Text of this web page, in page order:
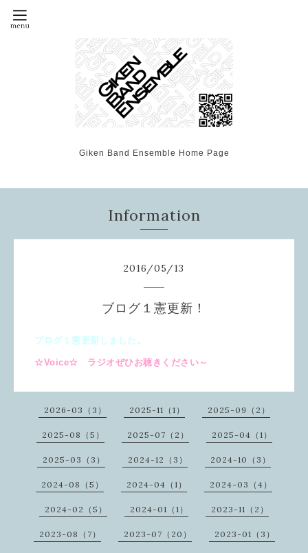
Giken Band Ensemble Home Page
Information
2016/05/13
ブログ１憲更新！
ブログ１憲更新しました。
☆Voice☆ ラジオぜひお聴きください～
2026-03（3） 2025-11（1） 2025-09（2）
2025-08（5） 2025-07（2） 2025-04（1）
2025-03（3） 2024-12（3） 2024-10（3）
2024-08（5） 2024-04（1） 2024-03（4）
2024-02（5） 2024-01（1） 2023-11（2）
2023-08（7） 2023-07（20） 2023-01（3）